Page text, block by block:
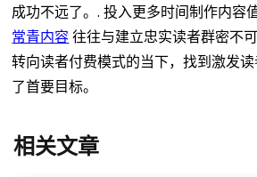
成功不远了。. 投入更多时间制作内容
常青内容往往与建立忠实读者群密不
转向读者付费模式的当下，找到激发
了首要目标。
相关文章